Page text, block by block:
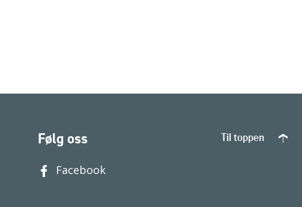
Følg oss
Facebook
Til toppen